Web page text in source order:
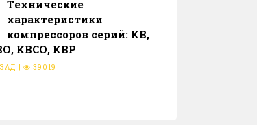
Тeхнические
характеристики
компрессоров серий: КВ,
КВСО, КВР
| 39019